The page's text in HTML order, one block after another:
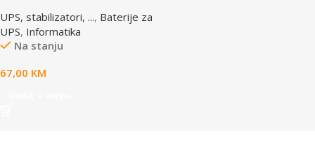
UPS, stabilizatori, ..., Baterije za
UPS, Informatika
Na stanju
67,00 KM